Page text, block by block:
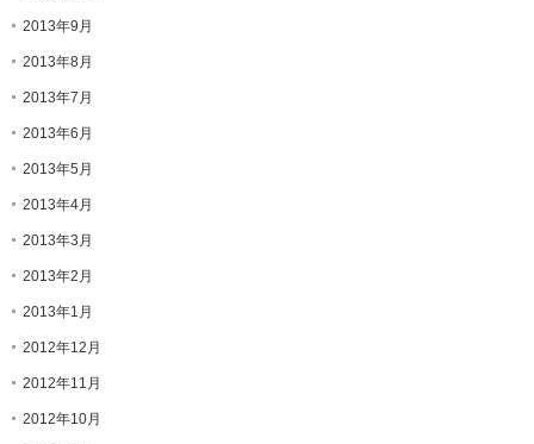
2013年9月
2013年8月
2013年7月
2013年6月
2013年5月
2013年4月
2013年3月
2013年2月
2013年1月
2012年12月
2012年11月
2012年10月